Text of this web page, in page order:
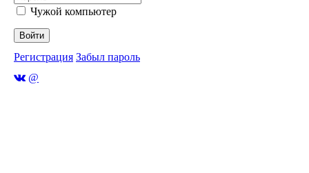
Чужой компьютер
Войти
Регистрация Забыл пароль
@